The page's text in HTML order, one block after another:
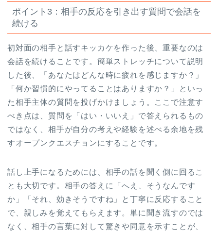
ポイント3：相手の反応を引き出す質問で会話を
続ける
初対面の相手と話すキッカケを作った後、重要なのは
会話を続けることです。簡単ストレッチについて説明
した後、「あなたはどんな時に疲れを感じますか？」
「何か習慣的にやってることはありますか？」といっ
た相手主体の質問を投げかけましょう。ここで注意す
べき点は、質問を「はい・いいえ」で答えられるもの
ではなく、相手が自分の考えや経験を述べる余地を残
すオープンクエスチョンにすることです。
話し上手になるためには、相手の話を聞く側に回るこ
とも大切です。相手の答えに「へえ、そうなんです
か」「それ、効きそうですね」と丁寧に反応すること
で、親しみを覚えてもらえます。単に聞き流すのでは
なく、相手の言葉に対して驚きや同意を示すことが、